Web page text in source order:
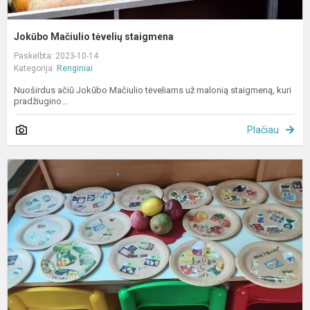
Jokūbo Mačiulio tėvelių staigmena
Paskelbta: 2023-10-14
Kategorija: Renginiai
Nuoširdus ačiū Jokūbo Mačiulio tėveliams už malonią staigmeną, kuri
pradžiugino...
Plačiau